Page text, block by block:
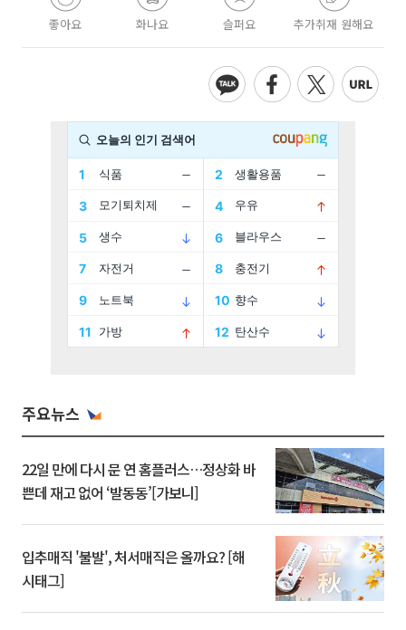
좋아요 화나요 슬퍼요 추가취재 원해요
주요뉴스
22일 만에 다시 문 연 홈플러스…정상화 바
쁜데 재고 없어 ‘발동동’[가보니]
입추매직 '불발', 처서매직은 올까요? [해
시태그]